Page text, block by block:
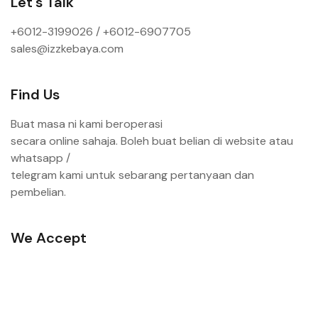
+6012-3199026 / +6012-6907705
sales@izzkebaya.com
Find Us
Buat masa ni kami beroperasi
secara online sahaja. Boleh buat belian di website atau
whatsapp /
telegram kami untuk sebarang pertanyaan dan
pembelian.
We Accept